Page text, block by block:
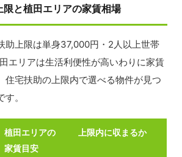
限と植田エリアの家賃相場
助上限は単身37,000円・2人以上世帯
エリアは生活利便性が高いわりに家賃
住宅扶助の上限内で選べる物件が見つ
。
植田エリアの
家賃目安
上限内に収まるか